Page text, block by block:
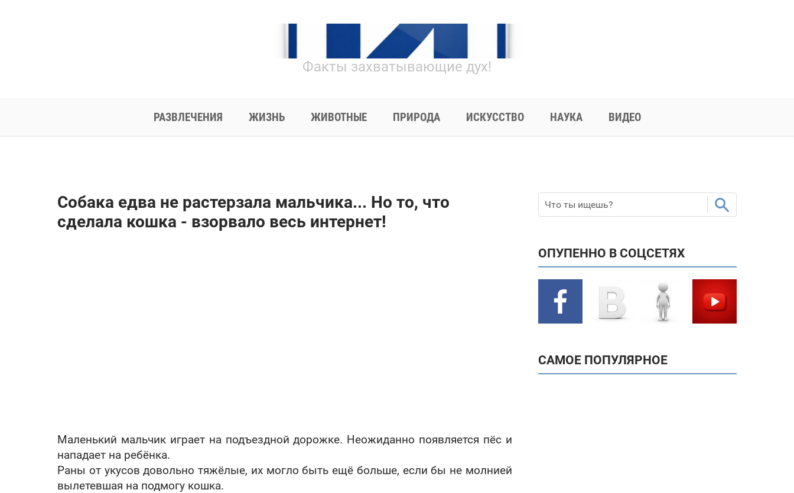
Факты захватывающие дух!
РАЗВЛЕЧЕНИЯ ЖИЗНЬ ЖИВОТНЫЕ ПРИРОДА ИСКУССТВО НАУКА ВИДЕО
Собака едва не растерзала мальчика... Но то, что
сделала кошка - взорвало весь интернет!
Маленький мальчик играет на подъездной дорожке. Неожиданно появляется пёс и
нападает на ребёнка.
Раны от укусов довольно тяжёлые, их могло быть ещё больше, если бы не молнией
вылетевшая на подмогу кошка.
ОПУПЕННО В СОЦСЕТЯХ
САМОЕ ПОПУЛЯРНОЕ